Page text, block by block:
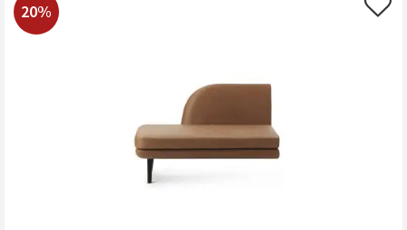
20%